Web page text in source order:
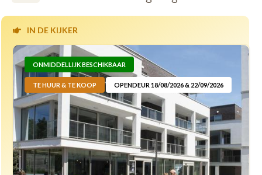
IN DE KIJKER
ONMIDDELLIJK BESCHIKBAAR
TE HUUR & TE KOOP OPENDEUR 18/08/2026 & 22/09/2026